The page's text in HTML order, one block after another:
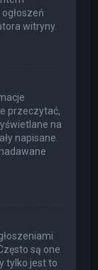
witryny.
przeczytać,
na
napisane.
są one
tylko jest to